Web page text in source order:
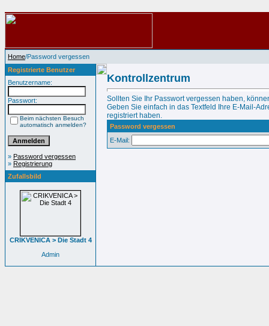
Home/Password vergessen
Registrierte Benutzer
Benutzername:
Passwort:
Beim nächsten Besuch
automatisch anmelden?
» Password vergessen
» Registrierung
Zufallsbild
CRIKVENICA > Die Stadt 4
Admin
Kontrollzentrum
Sollten Sie Ihr Passwort vergessen haben,
Geben Sie einfach in das Textfeld Ihre E-Mail-
registriert haben.
Password vergessen
E-Mail: